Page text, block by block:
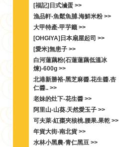
[福記]日式滷蛋 >>
漁品軒-魚鬆魚脯.海鮮米粉 >>
大甲特產-甲芋籤 >>
[OHGIYA]日本扇屋起司 >>
[愛米]無患子 >>
白河蓮藕粉(石蓮蓮藕低溫冰
煉)-600g >>
北港新勝裕-黑芝麻醬.花生醬.杏
仁醬.. >>
老妹的灶下-花生醬 >>
阿里山-山葵.天然愛玉子 >>
可夫萊-紅棗夾核桃.腰果.果乾 >>
年貨大街-南北貨 >>
水林小黑農-青仁黑豆 >>